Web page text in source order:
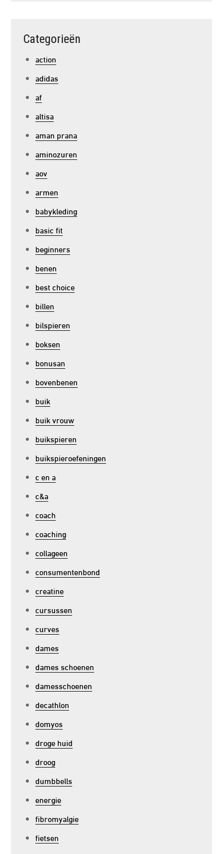
Categorieën
action
adidas
af
altisa
aman prana
aminozuren
aov
armen
babykleding
basic fit
beginners
benen
best choice
billen
bilspieren
boksen
bonusan
bovenbenen
buik
buik vrouw
buikspieren
buikspieroefeningen
c en a
c&a
coach
coaching
collageen
consumentenbond
creatine
cursussen
curves
dames
dames schoenen
damesschoenen
decathlon
domyos
droge huid
droog
dumbbells
energie
fibromyalgie
fietsen